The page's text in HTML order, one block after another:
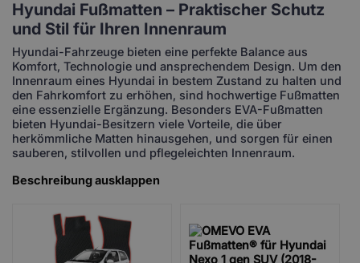
Hyundai Fußmatten – Praktischer Schutz
und Stil für Ihren Innenraum
Hyundai-Fahrzeuge bieten eine perfekte Balance aus
Komfort, Technologie und ansprechendem Design. Um den
Innenraum eines Hyundai in bestem Zustand zu halten und
den Fahrkomfort zu erhöhen, sind hochwertige Fußmatten
eine essenzielle Ergänzung. Besonders EVA-Fußmatten
bieten Hyundai-Besitzern viele Vorteile, die über
herkömmliche Matten hinausgehen, und sorgen für einen
sauberen, stilvollen und pflegeleichten Innenraum.
Beschreibung ausklappen